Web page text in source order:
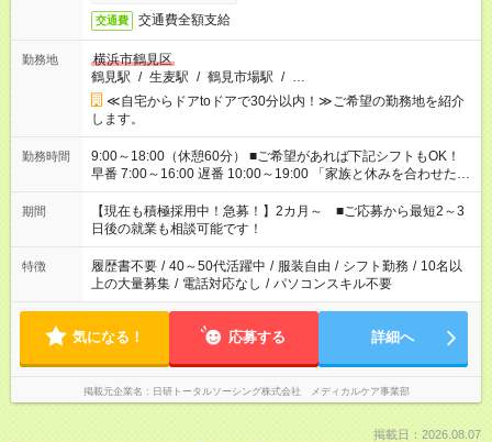
交通費 交通費全額支給
勤務地
横浜市鶴見区
鶴見駅 / 生麦駅 / 鶴見市場駅 / …
≪自宅からドアtoドアで30分以内！≫ご希望の勤務地を紹介
します。
勤務時間
9:00～18:00（休憩60分） ■ご希望があれば下記シフトもOK！
早番 7:00～16:00 遅番 10:00～19:00 「家族と休みを合わせた
い」 「余裕を持って夕飯の準備がしたい」 「できれば残業はし
たくない」 など、ご希望を教えてくださいね。 ※Wワーク希望
の方へ 今ご覧のお仕事で希望する勤務時間と、もう1つのお仕事
の勤務時間。 合計で週40時間を超える場合は応募できません。
期間
【現在も積極採用中！急募！】2カ月～ ■ご応募から最短2～3
日後の就業も相談可能です！
特徴 履歴書不要 / 40～50代活躍中 / 服装自由 / シフト勤務 / 10名以
上の大量募集 / 電話対応なし / パソコンスキル不要
気になる！ 応募する 詳細へ
掲載元企業名 日研トータルソーシング株式会社 メディカルケア事業部
掲載日：2026.08.07